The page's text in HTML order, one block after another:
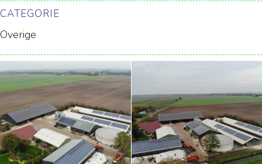
CATEGORIE
Overige